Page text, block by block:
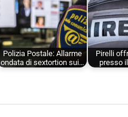
Polizia Postale: Allarme
ondata di sextortion sui…
Pirelli
presso